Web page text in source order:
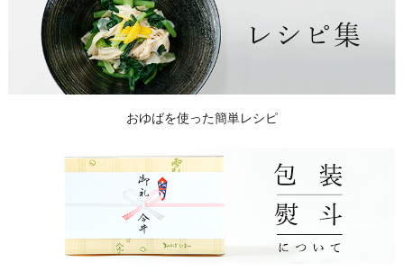
おゆばを使った簡単レシピ